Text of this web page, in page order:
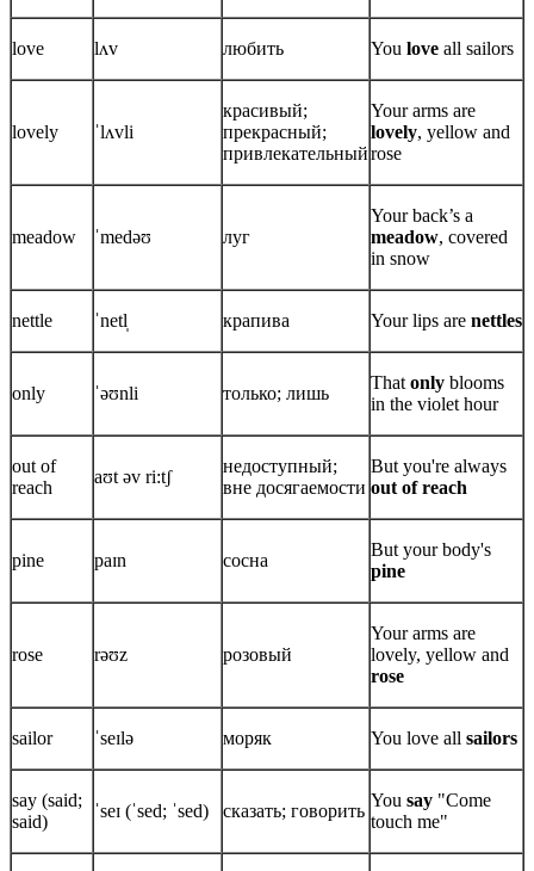
love lʌv любить You love all sailors
lovely ˈlʌvli
красивый;
прекрасный;
привлекательный
Your arms are
lovely, yellow and
rose
meadow ˈmedəʊ луг
Your back’s a
meadow, covered
in snow
nettle ˈnetl̩ крапива Your lips are nettles
only ˈəʊnli только; лишь
That only blooms
in the violet hour
out of
reach
aʊt əv ri:tʃ
недоступный;
вне досягаемости
But you're always
out of reach
pine paɪn сосна
But your body's
pine
rose rəʊz розовый
Your arms are
lovely, yellow and
rose
sailor ˈseɪlə моряк You love all sailors
say (said;
said)
ˈseɪ (ˈsed; ˈsed) сказать; говорить
You say "Come
touch me"